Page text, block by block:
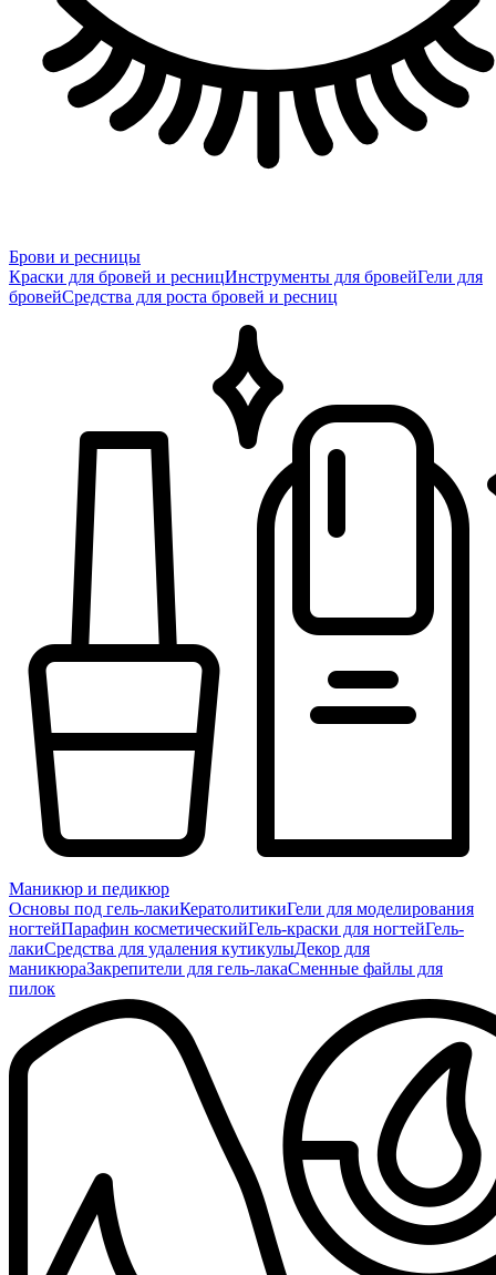
Брови и ресницы
Краски для бровей и ресницИнструменты для бровейГели для
бровейСредства для роста бровей и ресниц
Маникюр и педикюр
Основы под гель-лакиКератолитикиГели для моделирования
ногтейПарафин косметическийГель-краски для ногтейГель-
лакиСредства для удаления кутикулыДекор для
маникюраЗакрепители для гель-лакаСменные файлы для
пилок